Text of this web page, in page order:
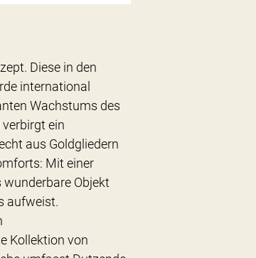
Diese in den
international
Wachstums des
ein
aus Goldgliedern
Mit einer
Objekt
aufweist.
Kollektion von